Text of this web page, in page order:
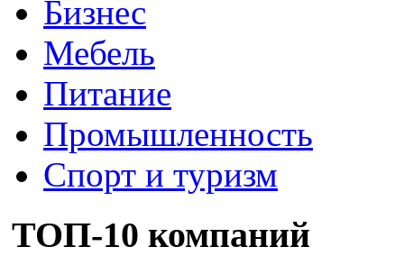
Бизнес
Мебель
Питание
Промышленность
Спорт и туризм
ТОП-10 компаний